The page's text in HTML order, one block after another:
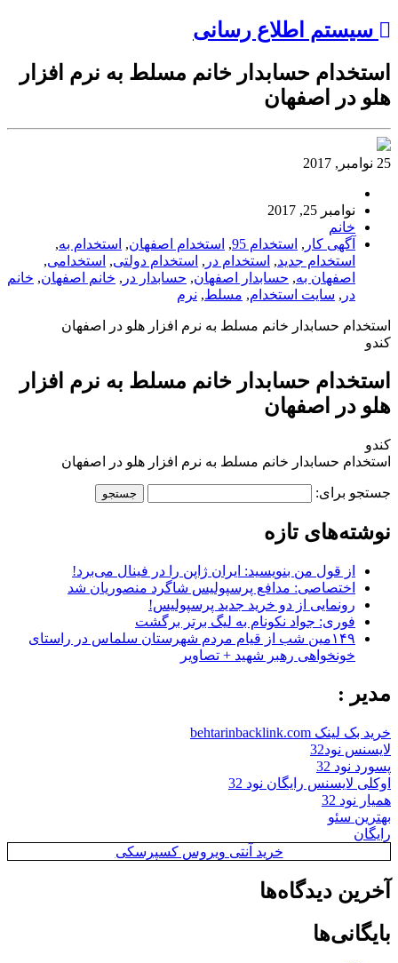
سیستم اطلاع رسانی
استخدام حسابدار خانم مسلط به نرم افزار
هلو در اصفهان
25 نوامبر, 2017
نوامبر 25, 2017
خانم
آگهی کار , استخدام 95 , استخدام اصفهان, استخدام به,
استخدام جدید, استخدام در , استخدام دولتی, استخدامی,
اصفهان به, حسابدار اصفهان, حسابدار در , خانم اصفهان, خانم
در , سایت استخدام, مسلط, نرم
استخدام حسابدار خانم مسلط به نرم افزار هلو در اصفهان
کندو
استخدام حسابدار خانم مسلط به نرم افزار
هلو در اصفهان
کندو
استخدام حسابدار خانم مسلط به نرم افزار هلو در اصفهان
جستجو برای:
نوشته‌های تازه
از قول من بنویسید: ایران ژاپن را در فینال می‌برد!
اختصاصی: مدافع پرسپولیس شاگرد منصوریان شد
رونمایی از دو خرید جدید پرسپولیس!
فوری: جواد نکونام به لیگ برتر برگشت
۱۴۹مین شب از قیام مردم شهرستان سلماس در راستای
خونخواهی رهبر شهید + تصاویر
مدیر :
خرید بک لینک behtarinbacklink.com
لایسنس نود32
پسورد نود 32
اوکلی لایسنس رایگان نود 32
همیار نود 32
بهترین سئو
رایگان
خرید آنتی ویروس کسپرسکی
آخرین دیدگاه‌ها
بایگانی‌ها